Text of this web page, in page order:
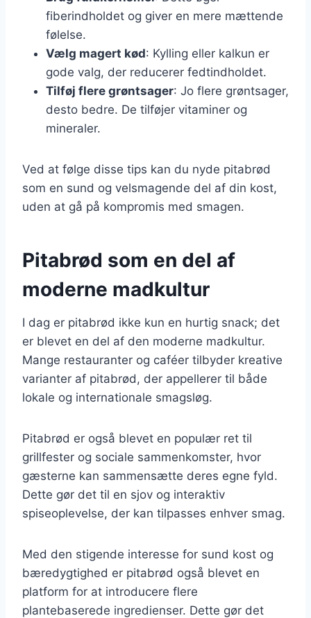
fiberindholdet og giver en mere mættende
følelse.
Vælg magert kød: Kylling eller kalkun er
gode valg, der reducerer fedtindholdet.
Tilføj flere grøntsager: Jo flere grøntsager,
desto bedre. De tilføjer vitaminer og
mineraler.
Ved at følge disse tips kan du nyde pitabrød
som en sund og velsmagende del af din kost,
uden at gå på kompromis med smagen.
Pitabrød som en del af
moderne madkultur
I dag er pitabrød ikke kun en hurtig snack; det
er blevet en del af den moderne madkultur.
Mange restauranter og caféer tilbyder kreative
varianter af pitabrød, der appellerer til både
lokale og internationale smagsløg.
Pitabrød er også blevet en populær ret til
grillfester og sociale sammenkomster, hvor
gæsterne kan sammensætte deres egne fyld.
Dette gør det til en sjov og interaktiv
spiseoplevelse, der kan tilpasses enhver smag.
Med den stigende interesse for sund kost og
bæredygtighed er pitabrød også blevet en
platform for at introducere flere
plantebaserede ingredienser. Dette gør det